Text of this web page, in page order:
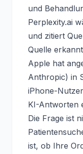
und
Perplexity.ai
und zitiert
Quelle
Apple hat
Anthropic) in
iPhone-
KI-Antworten
Die Frage ist
ist, ob Ihre